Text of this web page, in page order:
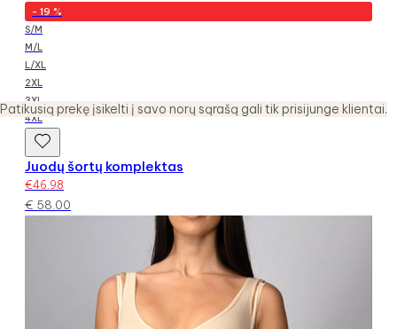
Patikusią prekę įsikelti į savo norų sąrašą gali tik prisijunge klientai.
- 19 %
S/M
M/L
L/XL
2XL
3XL
4XL
Juodų šortų komplektas
€46.98
€ 58.00